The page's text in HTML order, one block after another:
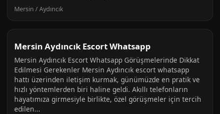
Mersin / Aydıncık
Mersin Aydıncık Escort Whatsapp
Mersin Aydıncık Escort Whatsapp Görüşmelerinde Dikkat
Edilmesi Gerekenler Mersin Aydıncık escort whatsapp
hattı üzerinden iletişim kurmak, günümüzde en pratik ve
hızlı yöntemlerden biri haline geldi. Akıllı telefonların
hayatımıza girmesiyle birlikte, özel görüşmeler için tercih
edilen...